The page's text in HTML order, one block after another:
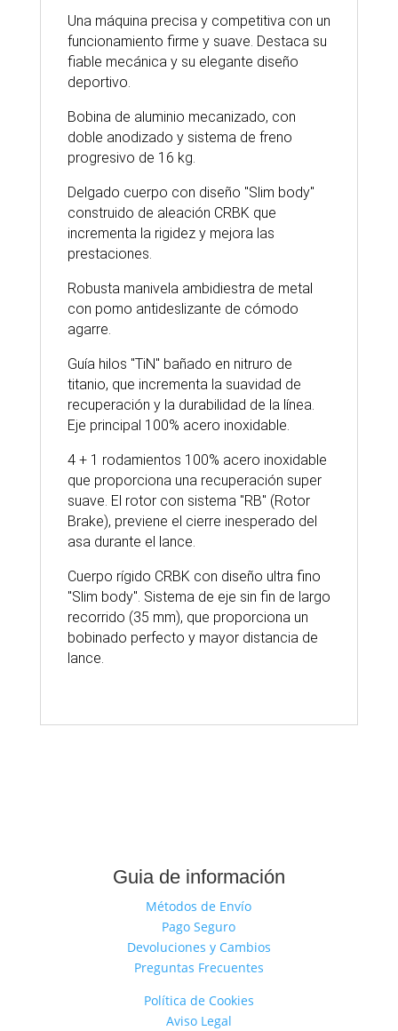
Una máquina precisa y competitiva con un
funcionamiento firme y suave. Destaca su
fiable mecánica y su elegante diseño
deportivo.
Bobina de aluminio mecanizado, con
doble anodizado y sistema de freno
progresivo de 16 kg.
Delgado cuerpo con diseño "Slim body"
construido de aleación CRBK que
incrementa la rigidez y mejora las
prestaciones.
Robusta manivela ambidiestra de metal
con pomo antideslizante de cómodo
agarre.
Guía hilos "TiN" bañado en nitruro de
titanio, que incrementa la suavidad de
recuperación y la durabilidad de la línea.
Eje principal 100% acero inoxidable.
4 + 1 rodamientos 100% acero inoxidable
que proporciona una recuperación super
suave. El rotor con sistema "RB" (Rotor
Brake), previene el cierre inesperado del
asa durante el lance.
Cuerpo rígido CRBK con diseño ultra fino
"Slim body". Sistema de eje sin fin de largo
recorrido (35 mm), que proporciona un
bobinado perfecto y mayor distancia de
lance.
Guia de información
Métodos de Envío
Pago Seguro
Devoluciones y Cambios
Preguntas Frecuentes
Política de Cookies
Aviso Legal